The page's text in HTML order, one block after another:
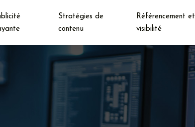
Stratégies de
contenu
Référencement et
visibilité